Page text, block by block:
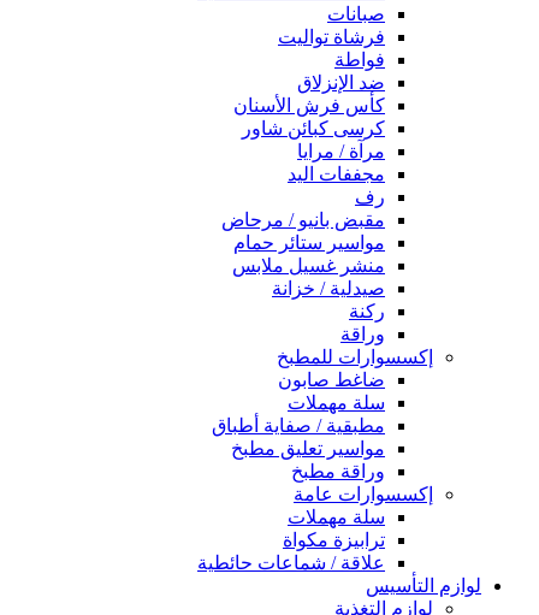
صبانات
فرشاة تواليت
فواطة
ضد الإنزلاق
كأس فرش الأسنان
كرسى كبائن شاور
مرآة / مرايا
مجففات اليد
رف
مقبض بانيو / مرحاض
مواسير ستائر حمام
منشر غسيل ملابس
صيدلية / خزانة
ركنة
وراقة
إكسسوارات للمطبخ
ضاغط صابون
سلة مهملات
مطبقية / صفاية أطباق
مواسير تعليق مطبخ
وراقة مطبخ
إكسسوارات عامة
سلة مهملات
ترابيزة مكواة
علاقة / شماعات حائطية
لوازم التأسيس
لوازم التغذية